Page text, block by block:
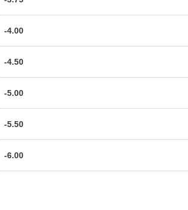
-4.00
-4.50
-5.00
-5.50
-6.00